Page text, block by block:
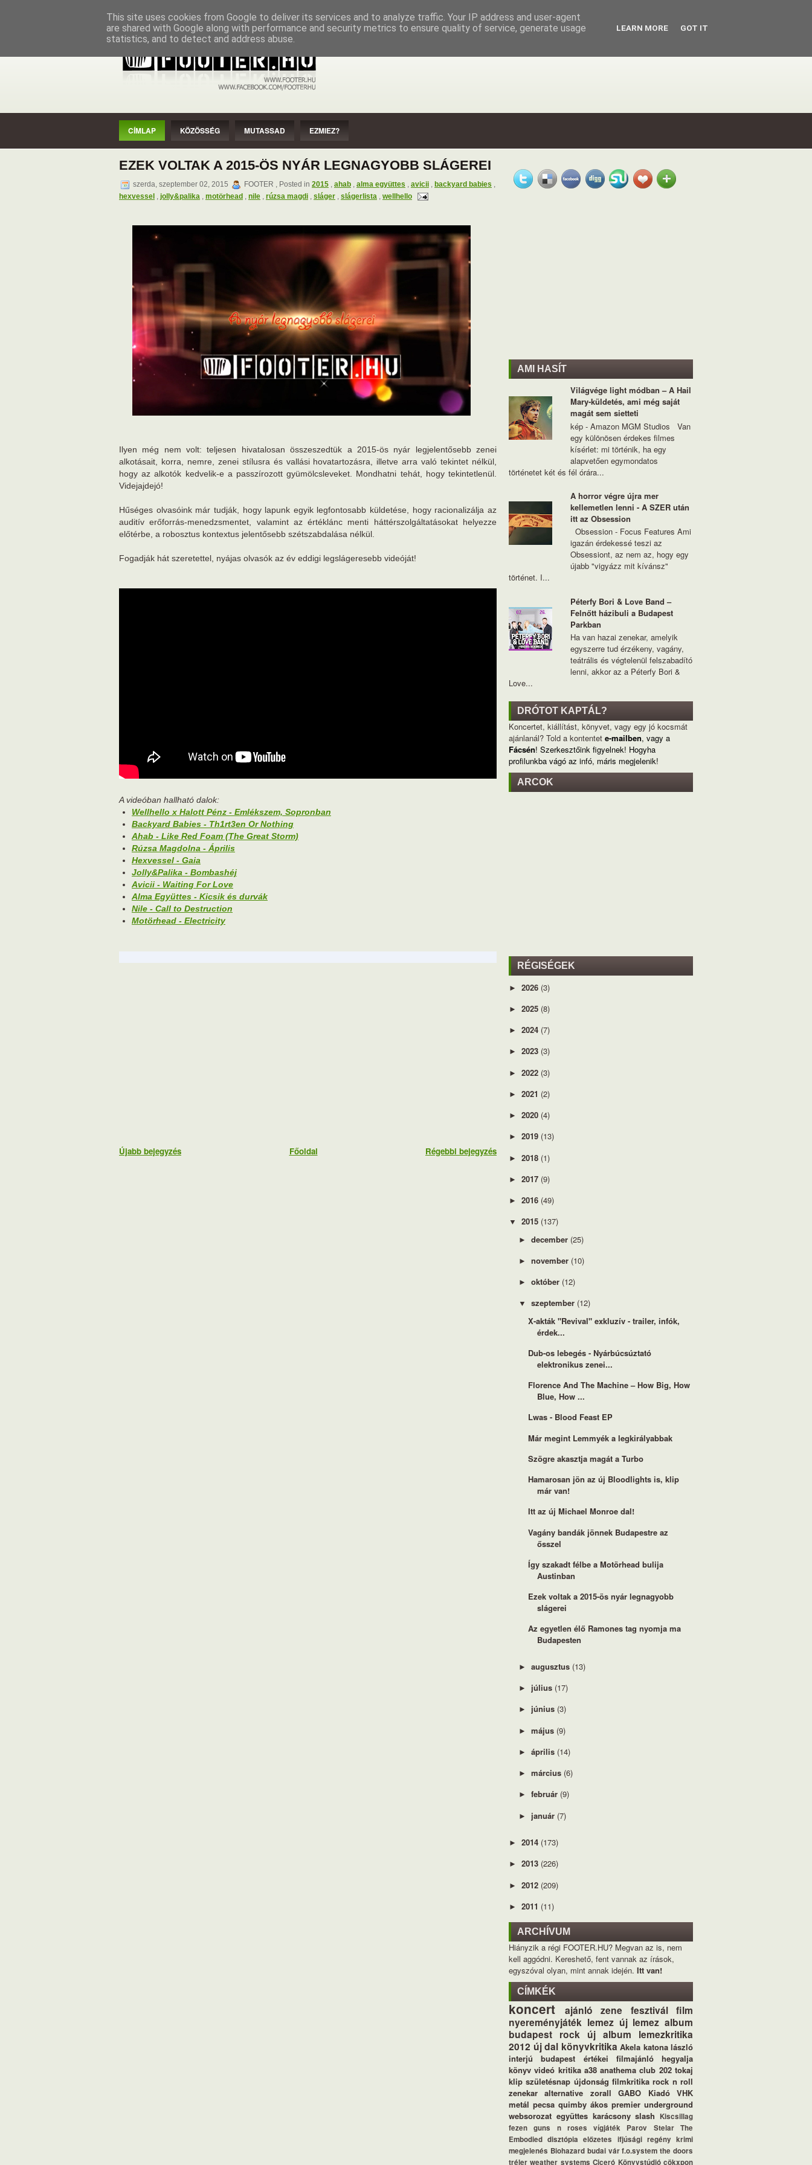
CÍMLAP KÖZÖSSÉG MUTASSAD EZMIEZ? IMPRESSZUM SZERZŐI JOGOK
CÍMLAP KÖZÖSSÉG MUTASSAD EZMIEZ?
EZEK VOLTAK A 2015-ÖS NYÁR LEGNAGYOBB SLÁGEREI
szerda, szeptember 02, 2015 FOOTER , Posted in 2015 , ahab , alma együttes , avicii , backyard babies ,
hexvessel , jolly&palika , motörhead , nile , rúzsa magdi , sláger , slágerlista , wellhello
Ilyen még nem volt: teljesen hivatalosan összeszedtük a 2015-ös nyár legjelentősebb zenei
alkotásait, korra, nemre, zenei stílusra és vallási hovatartozásra, illetve arra való tekintet nélkül,
hogy az alkotók kedvelik-e a passzírozott gyümölcsleveket. Mondhatni tehát, hogy tekintetlenül.
Videjajdejó!
Hűséges olvasóink már tudják, hogy lapunk egyik legfontosabb küldetése, hogy racionalizálja az
auditív erőforrás-menedzsmentet, valamint az értéklánc menti háttérszolgáltatásokat helyezze
előtérbe, a robosztus kontextus jelentősebb szétszabdalása nélkül.
Fogadják hát szeretettel, nyájas olvasók az év eddigi legslágeresebb videóját!
A videóban hallható dalok:
Wellhello x Halott Pénz - Emlékszem, Sopronban
Backyard Babies - Th1rt3en Or Nothing
Ahab - Like Red Foam (The Great Storm)
Rúzsa Magdolna - Április
Hexvessel - Gaia
Jolly&Palika - Bombashéj
Avicii - Waiting For Love
Alma Együttes - Kicsik és durvák
Nile - Call to Destruction
Motörhead - Electricity
Újabb bejegyzés Régebbi bejegyzés
Főoldal
AMI HASÍT
Világvége light módban – A Hail
Mary-küldetés, ami még saját
magát sem sietteti
kép - Amazon MGM Studios Van
egy különösen érdekes filmes
kísérlet: mi történik, ha egy
alapvetően egymondatos
történetet két és fél órára...
A horror végre újra mer
kellemetlen lenni - A SZER után
itt az Obsession
Obsession - Focus Features Ami
igazán érdekessé teszi az
Obsessiont, az nem az, hogy egy
újabb "vigyázz mit kívánsz"
történet. I...
Péterfy Bori & Love Band –
Felnőtt házibuli a Budapest
Parkban
Ha van hazai zenekar, amelyik
egyszerre tud érzékeny, vagány,
teátrális és végtelenül felszabadító
lenni, akkor az a Péterfy Bori &
Love...
DRÓTOT KAPTÁL?
Koncertet, kiállítást, könyvet, vagy egy jó kocsmát
ajánlanál? Told a kontentet e-mailben, vagy a
Fácsén! Szerkesztőink figyelnek! Hogyha
profilunkba vágó az infó, máris megjelenik!
ARCOK
RÉGISÉGEK
► 2026 (3)
► 2025 (8)
► 2024 (7)
► 2023 (3)
► 2022 (3)
► 2021 (2)
► 2020 (4)
► 2019 (13)
► 2018 (1)
► 2017 (9)
► 2016 (49)
▼ 2015 (137)
► december (25)
► november (10)
► október (12)
▼ szeptember (12)
X-akták "Revival" exkluzív - trailer, infók,
érdek...
Dub-os lebegés - Nyárbúcsúztató
elektronikus zenei...
Florence And The Machine – How Big, How
Blue, How ...
Lwas - Blood Feast EP
Már megint Lemmyék a legkirályabbak
Szögre akasztja magát a Turbo
Hamarosan jön az új Bloodlights is, klip
már van!
Itt az új Michael Monroe dal!
Vagány bandák jönnek Budapestre az
ősszel
Így szakadt félbe a Motörhead bulija
Austinban
Ezek voltak a 2015-ös nyár legnagyobb
slágerei
Az egyetlen élő Ramones tag nyomja ma
Budapesten
► augusztus (13)
► július (17)
► június (3)
► május (9)
► április (14)
► március (6)
► február (9)
► január (7)
► 2014 (173)
► 2013 (226)
► 2012 (209)
► 2011 (11)
ARCHÍVUM
Hiányzik a régi FOOTER.HU? Megvan az is, nem
kell aggódni. Kereshető, fent vannak az írások,
egyszóval olyan, mint annak idején. Itt van!
CÍMKÉK
koncert ajánló zene fesztivál film
nyereményjáték lemez új lemez album
budapest rock új album
lemezkritika
2012 új dal könyvkritika Akela katona lászló
interjú
budapest értékei filmajánló
hegyalja
könyv videó kritika a38 anathema club 202 tokaj
klip születésnap újdonság filmkritika rock n roll
zenekar
alternative zorall GABO Kiadó
VHK
metál pecsa quimby ákos premier underground
websorozat együttes karácsony slash Kiscsillag
fezen
guns n roses vígjáték Parov Stelar
The
Embodied disztópia előzetes ifjúsági regény krimi
megjelenés Biohazard budai vár f.o.system the doors
tréler weather systems Ciceró Könyvstúdió cökxpon
This site uses cookies from Google to deliver its services and to analyze traffic. Your IP address and user-agent
are shared with Google along with performance and security metrics to ensure quality of service, generate usage
statistics, and to detect and address abuse.
LEARN MORE GOT IT